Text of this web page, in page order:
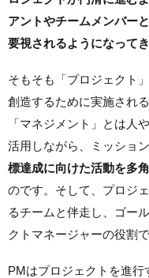
アントやチームメンバー
要視されるようになって
そもそも「プロジェクト
創造するために実施され
「マネジメント」とは人
活用しながら、ミッショ
標達成に向けた活動を多
のです。そして、プロジ
るチームと伴走し、ゴー
クトマネージャーの役割で
PMはプロジェクトを進